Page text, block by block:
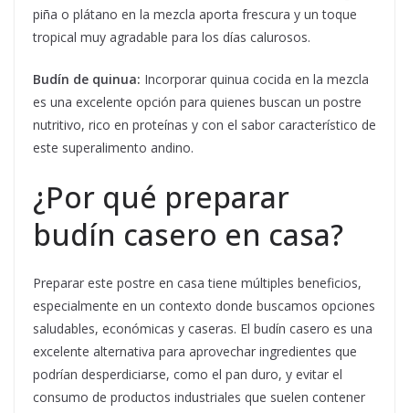
piña o plátano en la mezcla aporta frescura y un toque
tropical muy agradable para los días calurosos.
Budín de quinua: Incorporar quinua cocida en la mezcla
es una excelente opción para quienes buscan un postre
nutritivo, rico en proteínas y con el sabor característico de
este superalimento andino.
¿Por qué preparar
budín casero en casa?
Preparar este postre en casa tiene múltiples beneficios,
especialmente en un contexto donde buscamos opciones
saludables, económicas y caseras. El budín casero es una
excelente alternativa para aprovechar ingredientes que
podrían desperdiciarse, como el pan duro, y evitar el
consumo de productos industriales que suelen contener